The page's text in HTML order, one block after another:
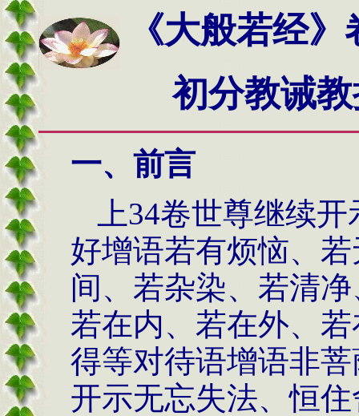
《大般若经
初分教诫
一、前言
上34卷世尊继续
好增语若有烦恼、
间、若杂染、若清
若在内、若在外、
得等对待语增语非
开示无忘失法、恒